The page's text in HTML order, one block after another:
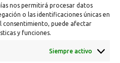
nos permitirá procesar datos
o las identificaciones únicas en
consentimiento, puede afectar
y funciones.
Siempre activo